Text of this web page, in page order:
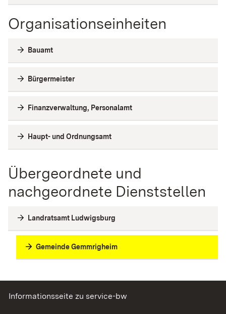
Organisationseinheiten
Bauamt
Bürgermeister
Finanzverwaltung, Personalamt
Haupt- und Ordnungsamt
Übergeordnete und
nachgeordnete Dienststellen
Landratsamt Ludwigsburg
Gemeinde Gemmrigheim
Informationsseite zu service-bw